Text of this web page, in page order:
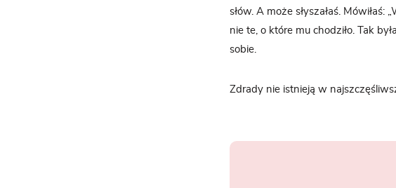
słów. A może słyszałaś. Mówiłaś:
nie te, o które mu chodziło. Tak
sobie.
Zdrady nie istnieją w